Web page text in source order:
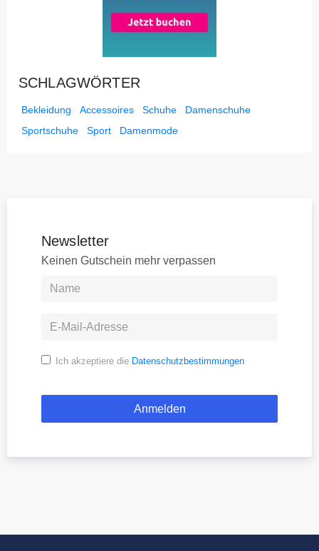
SCHLAGWÖRTER
Bekleidung Accessoires Schuhe
Damenschuhe
Sportschuhe
Sport Damenmode
Newsletter
Keinen Gutschein mehr verpassen
Ich akzeptiere die Datenschutzbestimmungen